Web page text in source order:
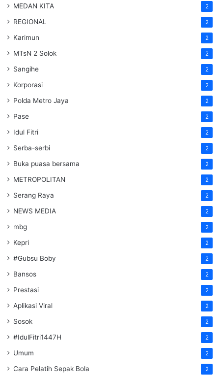
MEDAN KITA 2
REGIONAL 2
Karimun 2
MTsN 2 Solok 2
Sangihe 2
Korporasi 2
Polda Metro Jaya 2
Pase 2
Idul Fitri 2
Serba-serbi 2
Buka puasa bersama 2
METROPOLITAN 2
Serang Raya 2
NEWS MEDIA 2
mbg 2
Kepri 2
#Gubsu Boby 2
Bansos 2
Prestasi 2
Aplikasi Viral 2
Sosok 2
#IdulFitri1447H 2
Umum 2
Cara Pelatih Sepak Bola 2